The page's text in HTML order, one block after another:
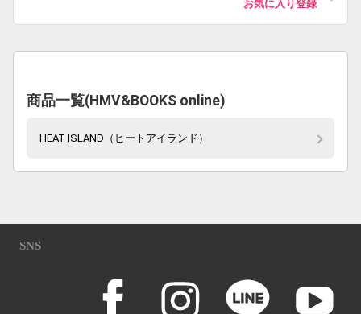
お気に入り登録
商品一覧(HMV&BOOKS online)
HEAT ISLAND（ヒートアイランド）
SNS